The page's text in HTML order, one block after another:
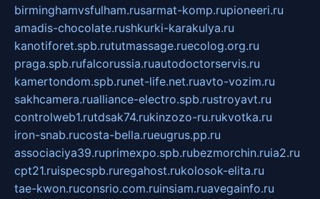
birminghamvsfulham.rusarmat-komp.rupioneeri.ru
amadis-chocolate.rushkurki-karakulya.ru
kanotiforet.spb.rututmassage.ruecolog.org.ru
praga.spb.rufalcorussia.ruautodoctorservis.ru
kamertondom.spb.runet-life.net.ruavto-vozim.ru
sakhcamera.rualliance-electro.spb.rustroyavt.ru
controlweb1.rutdsak74.rukinzozo-ru.rukvotka.ru
iron-snab.rucosta-bella.rueugrus.pp.ru
associaciya39.ruprimexpo.spb.rubezmorchin.ruia2.ru
cpt21.ruispecspb.ruregahost.rukolosok-elita.ru
tae-kwon.ruconsrio.com.ruinsiam.ruavegainfo.ru